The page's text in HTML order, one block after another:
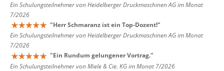
Ein Schulungsteilnehmer von Heidelberger Druckmaschinen AG im Monat
7/2026
"Herr Schmaranz ist ein Top-Dozent!"
Ein Schulungsteilnehmer von Heidelberger Druckmaschinen AG im Monat
7/2026
"Ein Rundum gelungener Vortrag."
Ein Schulungsteilnehmer von Miele & Cie. KG im Monat 7/2026